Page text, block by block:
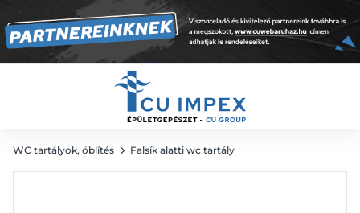
WC tartályok, öblítés Falsík alatti wc tartály
112 033 Ft